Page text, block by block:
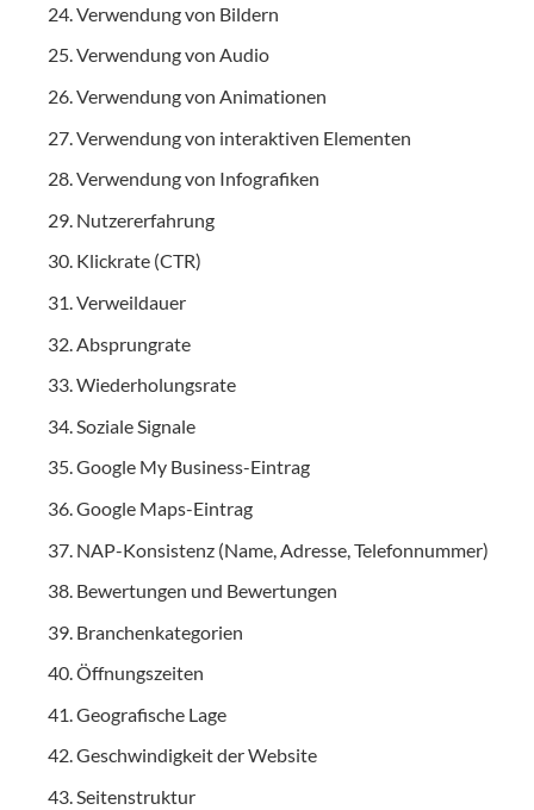
Verwendung von Bildern
Verwendung von Audio
Verwendung von Animationen
Verwendung von interaktiven Elementen
Verwendung von Infografiken
Nutzererfahrung
Klickrate (CTR)
Verweildauer
Absprungrate
Wiederholungsrate
Soziale Signale
Google My Business-Eintrag
Google Maps-Eintrag
NAP-Konsistenz (Name, Adresse, Telefonnummer)
Bewertungen und Bewertungen
Branchenkategorien
Öffnungszeiten
Geografische Lage
Geschwindigkeit der Website
Seitenstruktur